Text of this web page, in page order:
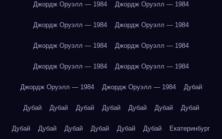
Джордж Оруэлл — 1984 Джордж Оруэлл — 1984
Джордж Оруэлл — 1984 Джордж Оруэлл — 1984
Джордж Оруэлл — 1984 Джордж Оруэлл — 1984
Джордж Оруэлл — 1984 Джордж Оруэлл — 1984
Джордж Оруэлл — 1984 Джордж Оруэлл — 1984 Дубай
Дубай Дубай Дубай Дубай Дубай Дубай Дубай
Дубай Дубай Дубай Дубай Дубай Дубай Екатеринбург